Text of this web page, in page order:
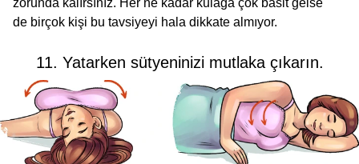
zorunda kalırsınız. Her ne kadar kulağa çok basit gelse
de birçok kişi bu tavsiyeyi hala dikkate almıyor.
11. Yatarken sütyeninizi mutlaka çıkarın.